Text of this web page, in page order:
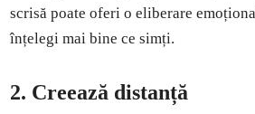
scrisă poate oferi o eliberare
înțelegi mai bine ce simți.
2. Creează distanță